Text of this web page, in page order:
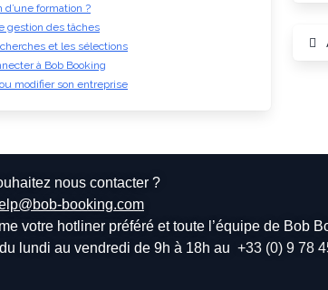
d’une formation ?
gestion des tâches
et les sélections
à Bob Booking
modifier son entreprise
nous contacter ?
booking.com
votre hotliner préféré et toute l’équipe de Bob
lundi au vendredi de 9h à 18h au +33 (0) 9 78